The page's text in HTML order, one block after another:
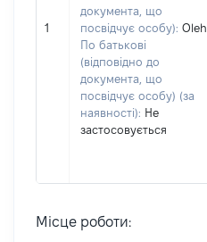
1
документа, що
посвідчує особу): Oleh
По батькові
(відповідно до
документа, що
посвідчує особу) (за
наявності): Не
застосовується
Місце роботи: